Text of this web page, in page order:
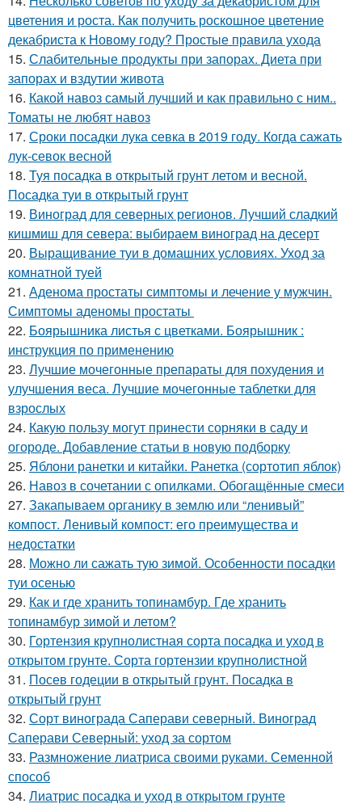
цветения и роста. Как получить роскошное цветение
декабриста к Новому году? Простые правила ухода
15. Слабительные продукты при запорах. Диета при
запорах и вздутии живота
16. Какой навоз самый лучший и как правильно с ним..
Томаты не любят навоз
17. Сроки посадки лука севка в 2019 году. Когда сажать
лук-севок весной
18. Туя посадка в открытый грунт летом и весной.
Посадка туи в открытый грунт
19. Виноград для северных регионов. Лучший сладкий
кишмиш для севера: выбираем виноград на десерт
20. Выращивание туи в домашних условиях. Уход за
комнатной туей
21. Аденома простаты симптомы и лечение у мужчин.
Симптомы аденомы простаты
22. Боярышника листья с цветками. Боярышник :
инструкция по применению
23. Лучшие мочегонные препараты для похудения и
улучшения веса. Лучшие мочегонные таблетки для
взрослых
24. Какую пользу могут принести сорняки в саду и
огороде. Добавление статьи в новую подборку
25. Яблони ранетки и китайки. Ранетка (сортотип яблок)
26. Навоз в сочетании с опилками. Обогащённые смеси
27. Закапываем органику в землю или “ленивый”
компост. Ленивый компост: его преимущества и
недостатки
28. Можно ли сажать тую зимой. Особенности посадки
туи осенью
29. Как и где хранить топинамбур. Где хранить
топинамбур зимой и летом?
30. Гортензия крупнолистная сорта посадка и уход в
открытом грунте. Сорта гортензии крупнолистной
31. Посев годеции в открытый грунт. Посадка в
открытый грунт
32. Сорт винограда Саперави северный. Виноград
Саперави Северный: уход за сортом
33. Размножение лиатриса своими руками. Семенной
способ
34. Лиатрис посадка и уход в открытом грунте